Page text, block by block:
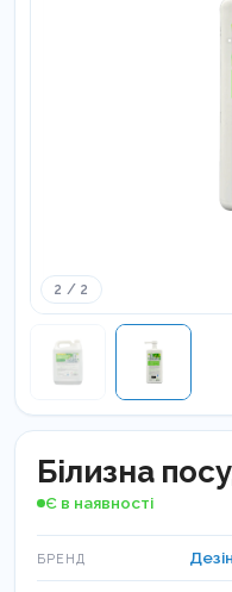
2 / 2
Білизна
Є в наявності
БРЕНД